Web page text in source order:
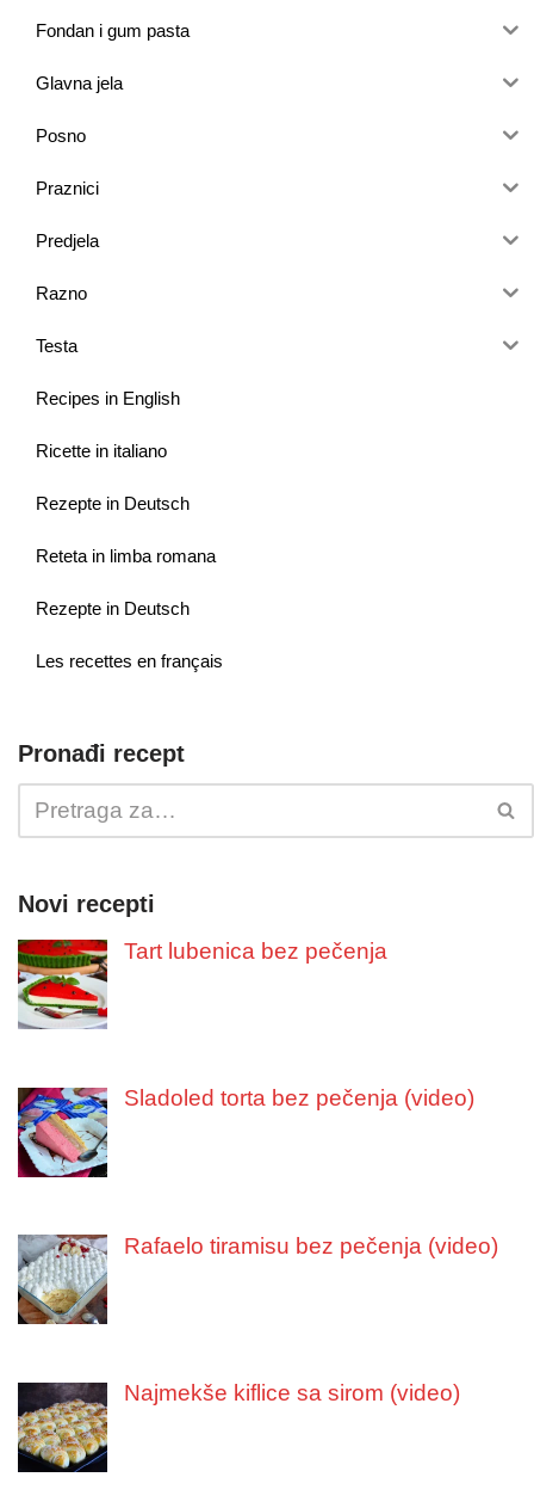
Fondan i gum pasta
Glavna jela
Posno
Praznici
Predjela
Razno
Testa
Recipes in English
Ricette in italiano
Rezepte in Deutsch
Reteta in limba romana
Rezepte in Deutsch
Les recettes en français
Pronađi recept
Novi recepti
Tart lubenica bez pečenja
Sladoled torta bez pečenja (video)
Rafaelo tiramisu bez pečenja (video)
Najmekše kiflice sa sirom (video)